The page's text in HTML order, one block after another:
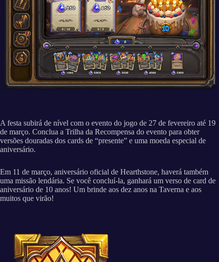
A festa subirá de nível com o evento do jogo de 27 de fevereiro até 19
de março. Conclua a Trilha da Recompensa do evento para obter
versões douradas dos cards de “presente” e uma moeda especial de
aniversário.
Em 11 de março, aniversário oficial de Hearthstone, haverá também
uma missão lendária. Se você concluí-la, ganhará um verso de card de
aniversário de 10 anos! Um brinde aos dez anos na Taverna e aos
muitos que virão!